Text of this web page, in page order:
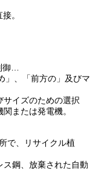
。
…
」、「前方の」及びマ
イズのための選択
または発電機。
で、リサイクル植
鋼、放棄された自動